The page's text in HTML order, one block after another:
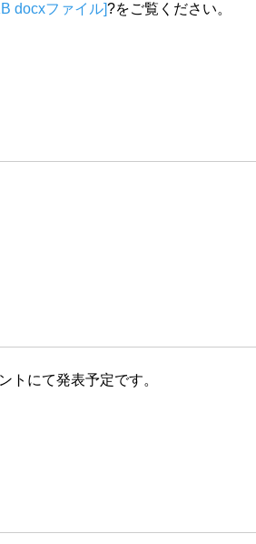
docxファイル]?をご覧ください。
トにて発表予定です。